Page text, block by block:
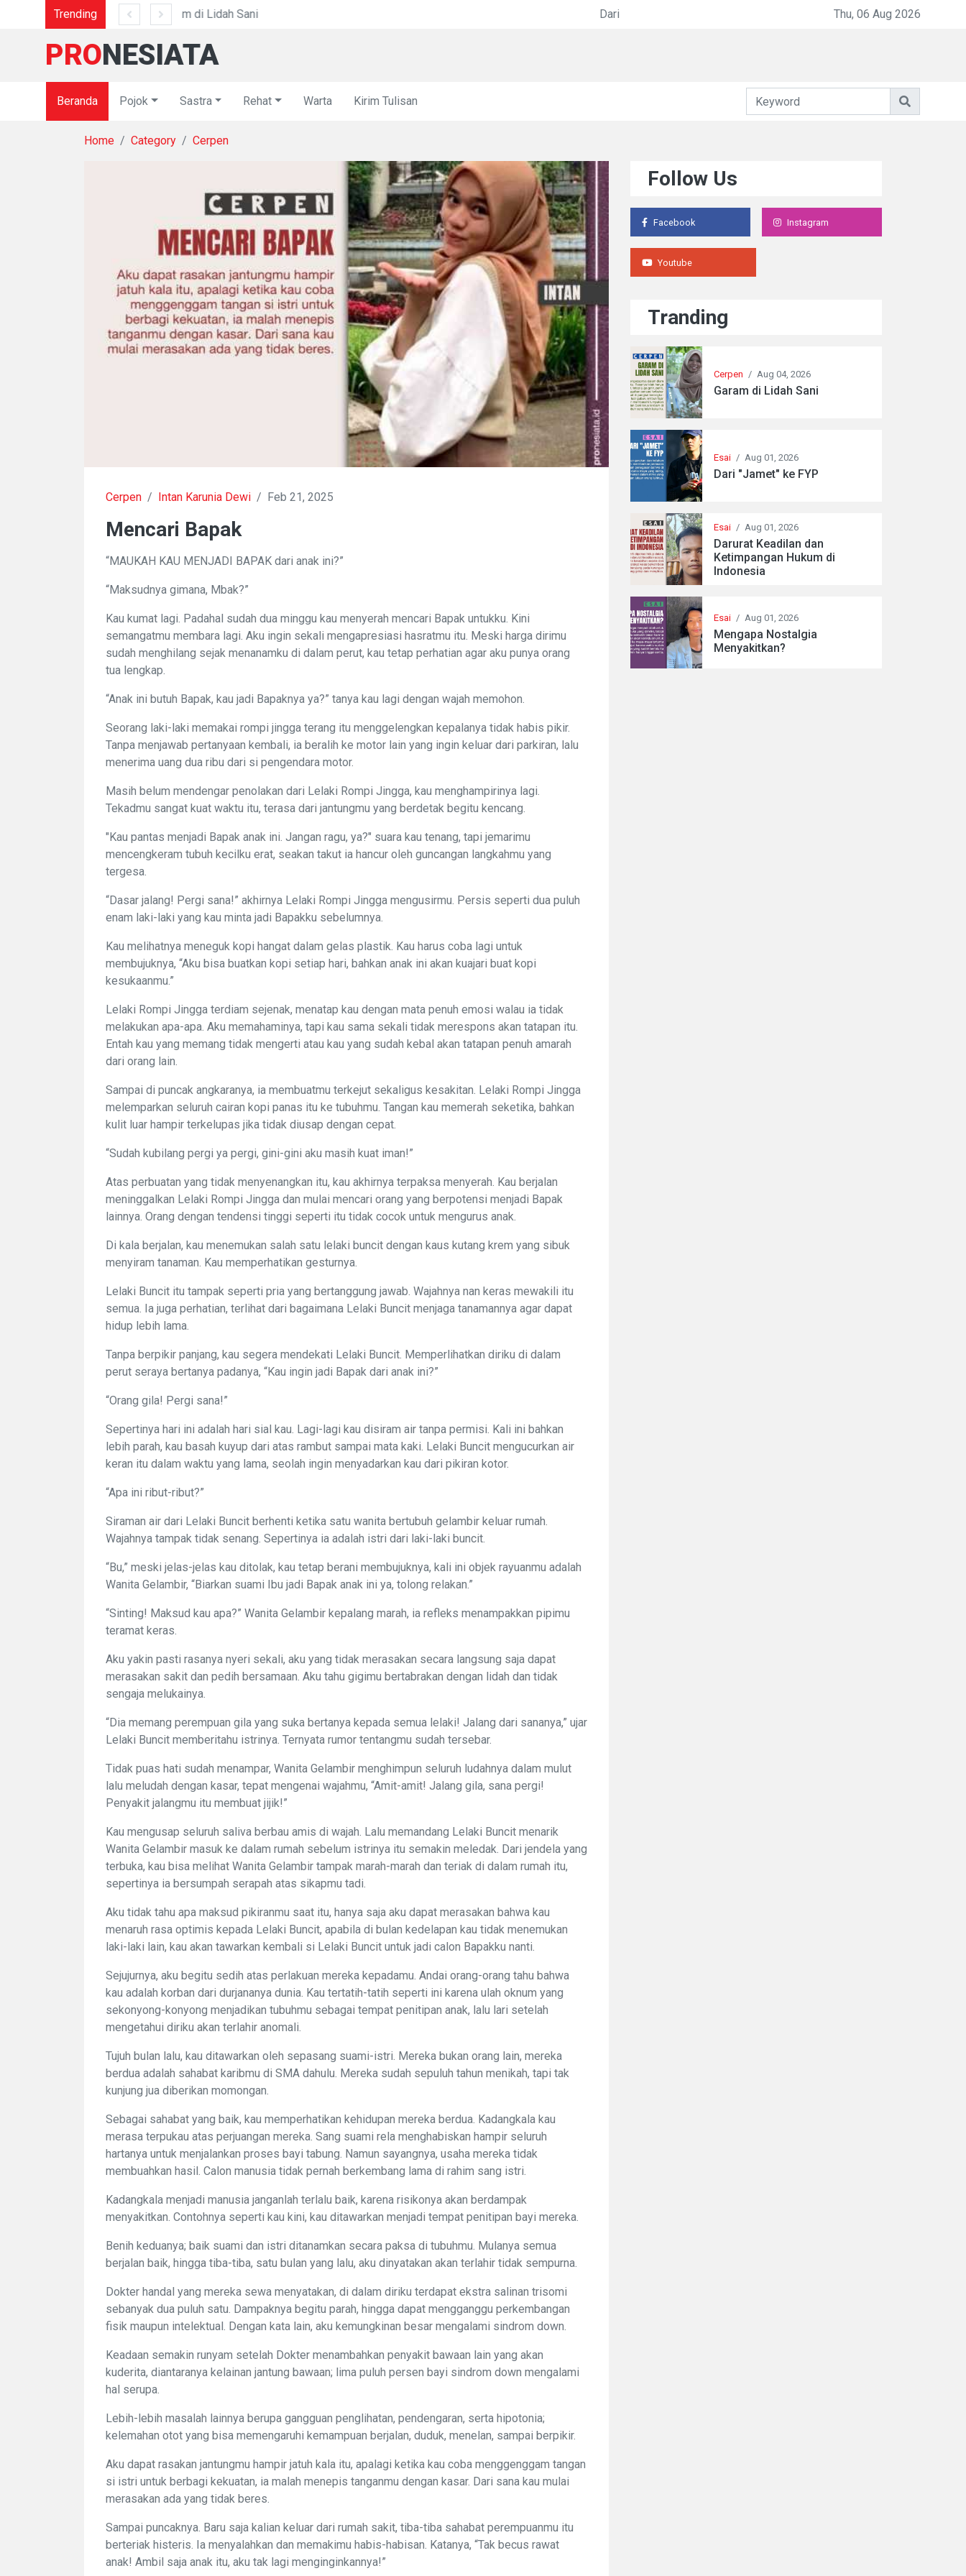
Trending Dari "Jamet" ke FYP Darurat Keadilan dan Ketimpangan Hukum di Indonesia
Thu, 06 Aug 2026
PRONESIATA
Beranda Pojok Sastra Rehat Warta Kirim Tulisan
Home Category Cerpen
Cerpen / Intan Karunia Dewi / Feb 21, 2025
Mencari Bapak
“MAUKAH KAU MENJADI BAPAK dari anak ini?”
“Maksudnya gimana, Mbak?”
Kau kumat lagi. Padahal sudah dua minggu kau menyerah mencari Bapak untukku. Kini
semangatmu membara lagi. Aku ingin sekali mengapresiasi hasratmu itu. Meski harga dirimu
sudah menghilang sejak menanamku di dalam perut, kau tetap perhatian agar aku punya orang
tua lengkap.
“Anak ini butuh Bapak, kau jadi Bapaknya ya?” tanya kau lagi dengan wajah memohon.
Seorang laki-laki memakai rompi jingga terang itu menggelengkan kepalanya tidak habis pikir.
Tanpa menjawab pertanyaan kembali, ia beralih ke motor lain yang ingin keluar dari parkiran, lalu
menerima uang dua ribu dari si pengendara motor.
Masih belum mendengar penolakan dari Lelaki Rompi Jingga, kau menghampirinya lagi.
Tekadmu sangat kuat waktu itu, terasa dari jantungmu yang berdetak begitu kencang.
"Kau pantas menjadi Bapak anak ini. Jangan ragu, ya?" suara kau tenang, tapi jemarimu
mencengkeram tubuh kecilku erat, seakan takut ia hancur oleh guncangan langkahmu yang
tergesa.
“Dasar jalang! Pergi sana!” akhirnya Lelaki Rompi Jingga mengusirmu. Persis seperti dua puluh
enam laki-laki yang kau minta jadi Bapakku sebelumnya.
Kau melihatnya meneguk kopi hangat dalam gelas plastik. Kau harus coba lagi untuk
membujuknya, “Aku bisa buatkan kopi setiap hari, bahkan anak ini akan kuajari buat kopi
kesukaanmu.”
Lelaki Rompi Jingga terdiam sejenak, menatap kau dengan mata penuh emosi walau ia tidak
melakukan apa-apa. Aku memahaminya, tapi kau sama sekali tidak merespons akan tatapan itu.
Entah kau yang memang tidak mengerti atau kau yang sudah kebal akan tatapan penuh amarah
dari orang lain.
Sampai di puncak angkaranya, ia membuatmu terkejut sekaligus kesakitan. Lelaki Rompi Jingga
melemparkan seluruh cairan kopi panas itu ke tubuhmu. Tangan kau memerah seketika, bahkan
kulit luar hampir terkelupas jika tidak diusap dengan cepat.
“Sudah kubilang pergi ya pergi, gini-gini aku masih kuat iman!”
Atas perbuatan yang tidak menyenangkan itu, kau akhirnya terpaksa menyerah. Kau berjalan
meninggalkan Lelaki Rompi Jingga dan mulai mencari orang yang berpotensi menjadi Bapak
lainnya. Orang dengan tendensi tinggi seperti itu tidak cocok untuk mengurus anak.
Di kala berjalan, kau menemukan salah satu lelaki buncit dengan kaus kutang krem yang sibuk
menyiram tanaman. Kau memperhatikan gesturnya.
Lelaki Buncit itu tampak seperti pria yang bertanggung jawab. Wajahnya nan keras mewakili itu
semua. Ia juga perhatian, terlihat dari bagaimana Lelaki Buncit menjaga tanamannya agar dapat
hidup lebih lama.
Tanpa berpikir panjang, kau segera mendekati Lelaki Buncit. Memperlihatkan diriku di dalam
perut seraya bertanya padanya, “Kau ingin jadi Bapak dari anak ini?”
“Orang gila! Pergi sana!”
Sepertinya hari ini adalah hari sial kau. Lagi-lagi kau disiram air tanpa permisi. Kali ini bahkan
lebih parah, kau basah kuyup dari atas rambut sampai mata kaki. Lelaki Buncit mengucurkan air
keran itu dalam waktu yang lama, seolah ingin menyadarkan kau dari pikiran kotor.
“Apa ini ribut-ribut?”
Siraman air dari Lelaki Buncit berhenti ketika satu wanita bertubuh gelambir keluar rumah.
Wajahnya tampak tidak senang. Sepertinya ia adalah istri dari laki-laki buncit.
“Bu,” meski jelas-jelas kau ditolak, kau tetap berani membujuknya, kali ini objek rayuanmu adalah
Wanita Gelambir, “Biarkan suami Ibu jadi Bapak anak ini ya, tolong relakan.”
“Sinting! Maksud kau apa?” Wanita Gelambir kepalang marah, ia refleks menampakkan pipimu
teramat keras.
Aku yakin pasti rasanya nyeri sekali, aku yang tidak merasakan secara langsung saja dapat
merasakan sakit dan pedih bersamaan. Aku tahu gigimu bertabrakan dengan lidah dan tidak
sengaja melukainya.
“Dia memang perempuan gila yang suka bertanya kepada semua lelaki! Jalang dari sananya,” ujar
Lelaki Buncit memberitahu istrinya. Ternyata rumor tentangmu sudah tersebar.
Tidak puas hati sudah menampar, Wanita Gelambir menghimpun seluruh ludahnya dalam mulut
lalu meludah dengan kasar, tepat mengenai wajahmu, “Amit-amit! Jalang gila, sana pergi!
Penyakit jalangmu itu membuat jijik!”
Kau mengusap seluruh saliva berbau amis di wajah. Lalu memandang Lelaki Buncit menarik
Wanita Gelambir masuk ke dalam rumah sebelum istrinya itu semakin meledak. Dari jendela yang
terbuka, kau bisa melihat Wanita Gelambir tampak marah-marah dan teriak di dalam rumah itu,
sepertinya ia bersumpah serapah atas sikapmu tadi.
Aku tidak tahu apa maksud pikiranmu saat itu, hanya saja aku dapat merasakan bahwa kau
menaruh rasa optimis kepada Lelaki Buncit, apabila di bulan kedelapan kau tidak menemukan
laki-laki lain, kau akan tawarkan kembali si Lelaki Buncit untuk jadi calon Bapakku nanti.
Sejujurnya, aku begitu sedih atas perlakuan mereka kepadamu. Andai orang-orang tahu bahwa
kau adalah korban dari durjananya dunia. Kau tertatih-tatih seperti ini karena ulah oknum yang
sekonyong-konyong menjadikan tubuhmu sebagai tempat penitipan anak, lalu lari setelah
mengetahui diriku akan terlahir anomali.
Tujuh bulan lalu, kau ditawarkan oleh sepasang suami-istri. Mereka bukan orang lain, mereka
berdua adalah sahabat karibmu di SMA dahulu. Mereka sudah sepuluh tahun menikah, tapi tak
kunjung jua diberikan momongan.
Sebagai sahabat yang baik, kau memperhatikan kehidupan mereka berdua. Kadangkala kau
merasa terpukau atas perjuangan mereka. Sang suami rela menghabiskan hampir seluruh
hartanya untuk menjalankan proses bayi tabung. Namun sayangnya, usaha mereka tidak
membuahkan hasil. Calon manusia tidak pernah berkembang lama di rahim sang istri.
Kadangkala menjadi manusia janganlah terlalu baik, karena risikonya akan berdampak
menyakitkan. Contohnya seperti kau kini, kau ditawarkan menjadi tempat penitipan bayi mereka.
Benih keduanya; baik suami dan istri ditanamkan secara paksa di tubuhmu. Mulanya semua
berjalan baik, hingga tiba-tiba, satu bulan yang lalu, aku dinyatakan akan terlahir tidak sempurna.
Dokter handal yang mereka sewa menyatakan, di dalam diriku terdapat ekstra salinan trisomi
sebanyak dua puluh satu. Dampaknya begitu parah, hingga dapat mengganggu perkembangan
fisik maupun intelektual. Dengan kata lain, aku kemungkinan besar mengalami sindrom down.
Keadaan semakin runyam setelah Dokter menambahkan penyakit bawaan lain yang akan
kuderita, diantaranya kelainan jantung bawaan; lima puluh persen bayi sindrom down mengalami
hal serupa.
Lebih-lebih masalah lainnya berupa gangguan penglihatan, pendengaran, serta hipotonia;
kelemahan otot yang bisa memengaruhi kemampuan berjalan, duduk, menelan, sampai berpikir.
Aku dapat rasakan jantungmu hampir jatuh kala itu, apalagi ketika kau coba menggenggam tangan
si istri untuk berbagi kekuatan, ia malah menepis tanganmu dengan kasar. Dari sana kau mulai
merasakan ada yang tidak beres.
Sampai puncaknya. Baru saja kalian keluar dari rumah sakit, tiba-tiba sahabat perempuanmu itu
berteriak histeris. Ia menyalahkan dan memakimu habis-habisan. Katanya, “Tak becus rawat
anak! Ambil saja anak itu, aku tak lagi menginginkannya!”
Follow Us
Facebook Instagram
Youtube
Tranding
Cerpen / Aug 04, 2026
Garam di Lidah Sani
Esai / Aug 01, 2026
Dari "Jamet" ke FYP
Esai / Aug 01, 2026
Darurat Keadilan dan
Ketimpangan Hukum di
Indonesia
Esai / Aug 01, 2026
Mengapa Nostalgia
Menyakitkan?